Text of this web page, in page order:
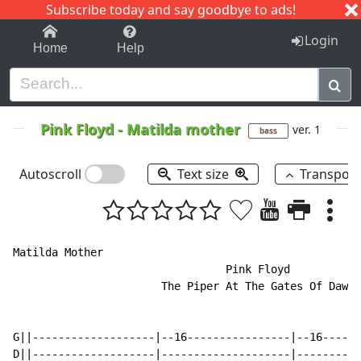
Subscribe today and say goodbye to ads!
1-9 C I J
Home Help Login
Pink Floyd - Matilda mother bass ver. 1
Autoscroll Text size
Matilda Mother
                                 Pink Floyd
                       The Piper At The Gates Of Dawn
G||-------------------|--16----------------|--
D||-------------------|--------------------